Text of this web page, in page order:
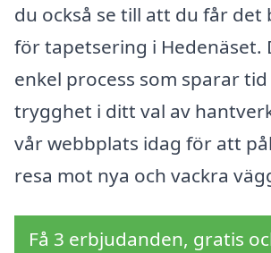
du också se till att du får det
för tapetsering i Hedenäset.
enkel process som sparar
trygghet i ditt val av
vår webbplats idag för att
resa mot nya och vackra
Få 3 erbjudanden, gratis